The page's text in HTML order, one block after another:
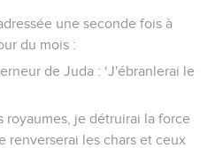
une seconde fois à
du mois :
de Juda : ‘J'ébranlerai le
royaumes, je détruirai la force
renverserai les chars et ceux